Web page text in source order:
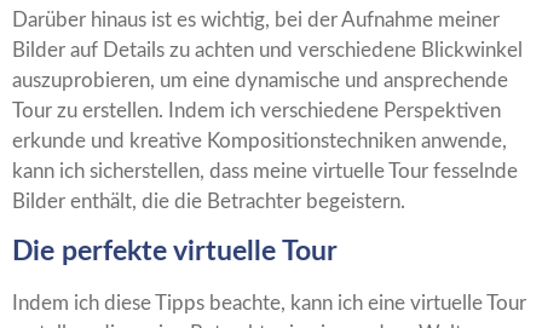
Darüber hinaus ist es wichtig, bei der Aufnahme meiner
Bilder auf Details zu achten und verschiedene Blickwinkel
auszuprobieren, um eine dynamische und ansprechende
Tour zu erstellen. Indem ich verschiedene Perspektiven
erkunde und kreative Kompositionstechniken anwende,
kann ich sicherstellen, dass meine virtuelle Tour fesselnde
Bilder enthält, die die Betrachter begeistern.
Die perfekte virtuelle Tour
Indem ich diese Tipps beachte, kann ich eine virtuelle Tour